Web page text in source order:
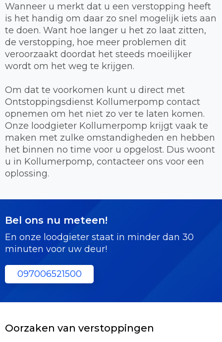
Wanneer u merkt dat u een verstopping heeft
is het handig om daar zo snel mogelijk iets aan
te doen. Want hoe langer u het zo laat zitten,
de verstopping, hoe meer problemen dit
veroorzaakt doordat het steeds moeilijker
wordt om het weg te krijgen.
Om dat te voorkomen kunt u direct met
Ontstoppingsdienst Kollumerpomp contact
opnemen om het niet zo ver te laten komen.
Onze loodgieter Kollumerpomp krijgt vaak te
maken met zulke omstandigheden en hebben
het binnen no time voor u opgelost. Dus woont
u in Kollumerpomp, contacteer ons voor een
oplossing.
Bel ons nu meteen!
En onze loodgieter staat in minder dan 30
minuten voor uw deur!
097006521500
Oorzaken van verstoppingen